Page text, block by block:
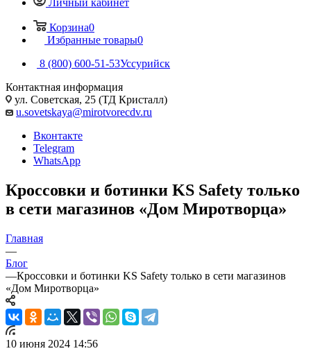
Личный кабинет
Корзина0
Избранные товары0
8 (800) 600-51-53Уссурийск
Контактная информация
ул. Советская, 25 (ТД Кристалл)
u.sovetskaya@mirotvorecdv.ru
Вконтакте
Telegram
WhatsApp
Кроссовки и ботинки KS Safety только
в сети магазинов «Дом Миротворца»
Главная
—
Блог
—Кроссовки и ботинки KS Safety только в сети магазинов
«Дом Миротворца»
10 июня 2024 14:56